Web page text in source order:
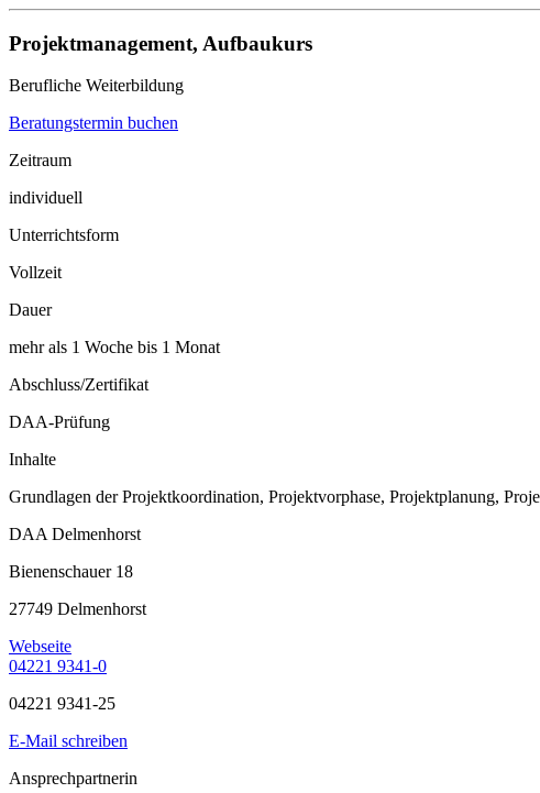
Projektmanagement, Aufbaukurs
Berufliche Weiterbildung
Beratungstermin buchen
Zeitraum
individuell
Unterrichtsform
Vollzeit
Dauer
mehr als 1 Woche bis 1 Monat
Abschluss/Zertifikat
DAA-Prüfung
Inhalte
Grundlagen der Projektkoordination, Projektvorphase, Projektplanung,
DAA Delmenhorst
Bienenschauer 18
27749 Delmenhorst
Webseite
04221 9341-0
04221 9341-25
E-Mail schreiben
Ansprechpartnerin